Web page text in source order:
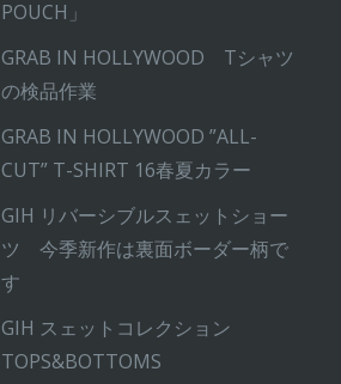
POUCH」
GRAB IN HOLLYWOOD Tシャツ
の検品作業
GRAB IN HOLLYWOOD ”ALL-
CUT” T-SHIRT 16春夏カラー
GIH リバーシブルスェットショー
ツ 今季新作は裏面ボーダー柄で
す
GIH スェットコレクション
TOPS&BOTTOMS